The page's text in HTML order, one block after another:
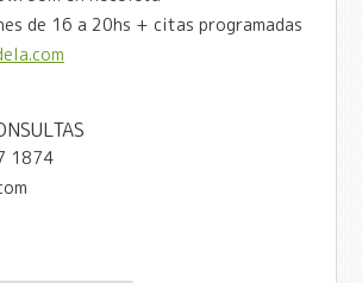
de 16 a 20hs + citas programadas
1874